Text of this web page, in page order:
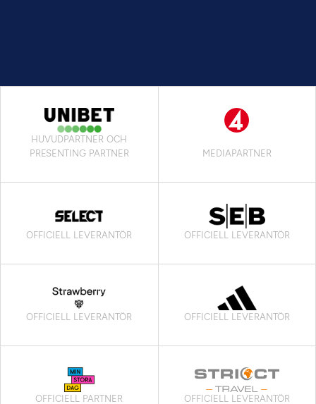
HUVUDPARTNER OCH
PRESENTING PARTNER
MEDIAPARTNER
OFFICIELL LEVERANTÖR OFFICIELL LEVERANTÖR
OFFICIELL LEVERANTÖR OFFICIELL LEVERANTÖR
OFFICIELL PARTNER OFFICIELL LEVERANTÖR